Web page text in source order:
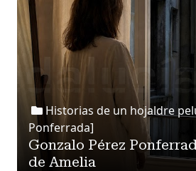
Historias de un hojaldre
Ponferrada]
Gonzalo Pérez
de Amelia